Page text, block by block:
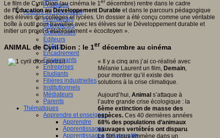
Pratiques
Acteurs de l'éducation
Animateurs
Chercheurs
Collectivités
Editeurs
EdTech
Encadrement
Enseignants
Entreprises
Etudiants
Filières industrielles
Institutionnels
Médiateurs
Parents
Thématiques
Apprendre et enseigner
Apprendre
Apprentissages
Apprentissages collaboratifs
Le film de Cyril Dion (au cinéma le 1erdécembre) rentre dans le cadre
de l’Éducation au Développement Durable et dans le parcours pédagogique
des élèves des collèges et lycées. Un dossier a été conçu comme une véritable
boîte à outil pour travailler avec les élèves sur le Développement durable et
initier un projet d’établissement « écocitoyen ».
ANIMAL de Cyril Dion : le 1er décembre au cinéma
« Il y a cinq ans j’ai co-réalisé avec
Mélanie Laurent un film, Demain
pour montrer qu’il existe des
solutions à la crise climatique.
Aujourd’hui, Animal s’attaque à
l’autre grande crise écologique : la
6ème extinction de masse des
espèces. Ces 40 dernières années
68% des populations d’animaux
sauvages vertébrés ont disparu
Le film nous emmène dans un